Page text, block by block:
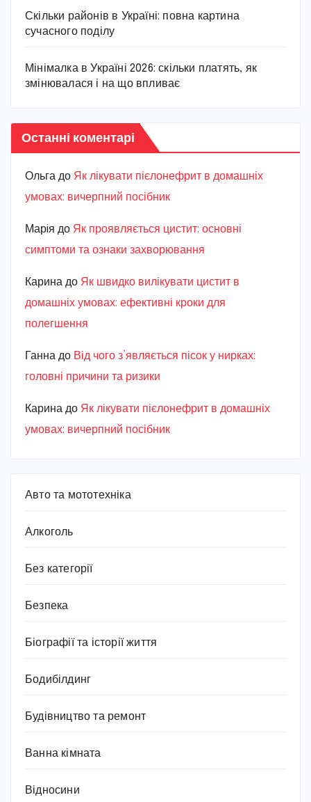
Скільки районів в Україні: повна картина
сучасного поділу
Мінімалка в Україні 2026: скільки платять, як
змінювалася і на що впливає
Останні коментарі
Ольга до Як лікувати пієлонефрит в домашніх
умовах: вичерпний посібник
Марiя до Як проявляється цистит: основні
симптоми та ознаки захворювання
Карина до Як швидко вилікувати цистит в
домашніх умовах: ефективні кроки для
полегшення
Ганна до Від чого з’являється пісок у нирках:
головні причини та ризики
Карина до Як лікувати пієлонефрит в домашніх
умовах: вичерпний посібник
Авто та мототехніка
Алкоголь
Без категорії
Безпека
Біографії та історії життя
Бодибілдинг
Будівництво та ремонт
Ванна кімната
Відносини